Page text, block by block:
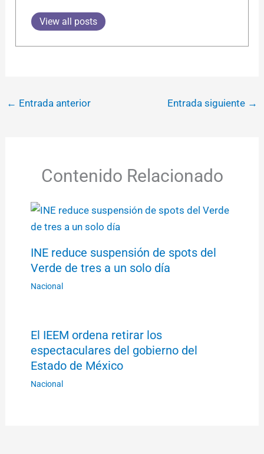
View all posts
← Entrada anterior Entrada siguiente →
Contenido Relacionado
INE reduce suspensión de spots del
Verde de tres a un solo día
Nacional
El IEEM ordena retirar los
espectaculares del gobierno del
Estado de México
Nacional